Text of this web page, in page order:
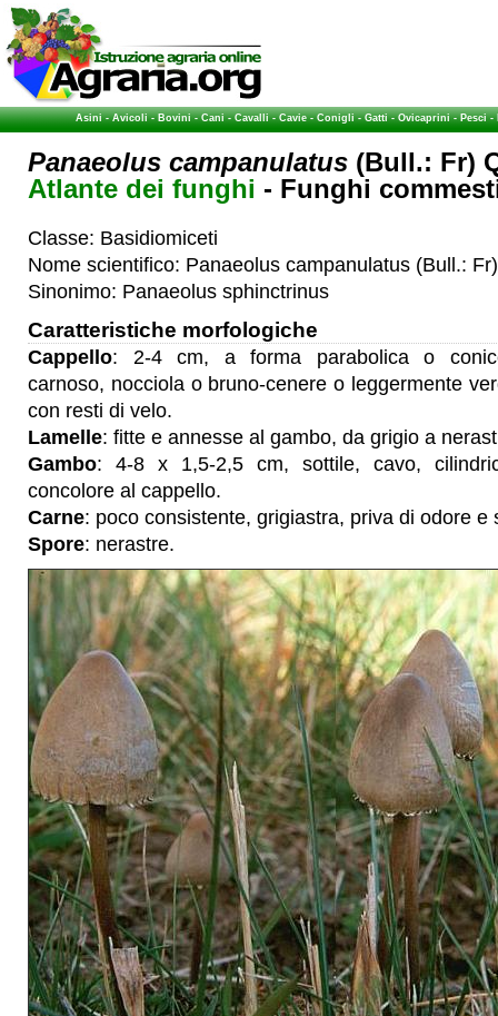
Asini-Avicoli-Bovini-Cani-Cavalli-Cavie-Conigli-Gatti-Ovicaprini-Pesci-
Panaeolus campanulatus (Bull.: Fr)
Atlante dei funghi - Funghi
Classe: Basidiomiceti
Nome scientifico: Panaeolus campanulatus (Bull.:
Sinonimo: Panaeolus sphinctrinus
Caratteristiche morfologiche
Cappello: 2-4 cm, a forma parabolica o
carnoso, nocciola o bruno-cenere o leggermente
con resti di velo.
Lamelle: fitte e annesse al gambo, da grigio a
Gambo: 4-8 x 1,5-2,5 cm, sottile, cavo,
concolore al cappello.
Carne: poco consistente, grigiastra, priva di odore e
Spore: nerastre.